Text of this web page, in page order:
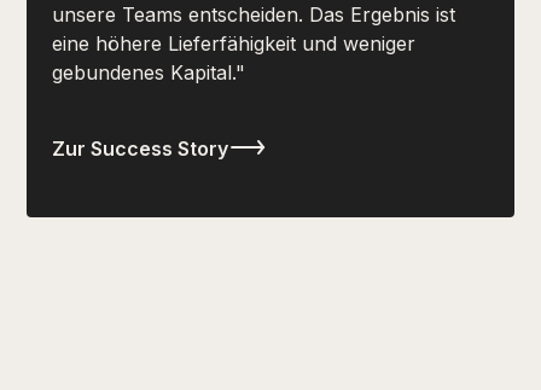
unsere Teams entscheiden. Das Ergebnis ist
eine höhere Lieferfähigkeit und weniger
gebundenes Kapital."
Zur Success Story